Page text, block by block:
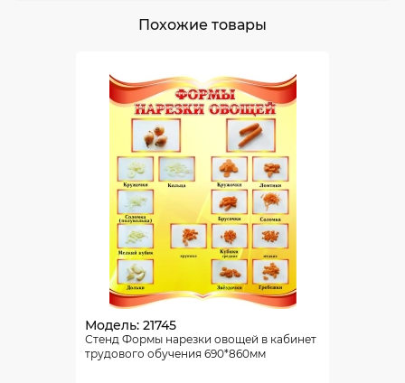
Похожие товары
Модель: 21745
Стенд Формы нарезки овощей в кабинет
трудового обучения 690*860мм